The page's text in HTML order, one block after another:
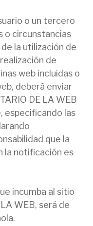
o un tercero
o circunstancias
la utilización de
de
web incluidas o
deberá enviar
DE LA WEB
especificando las
que la
la notificación es
incumba al sitio
WEB, será de